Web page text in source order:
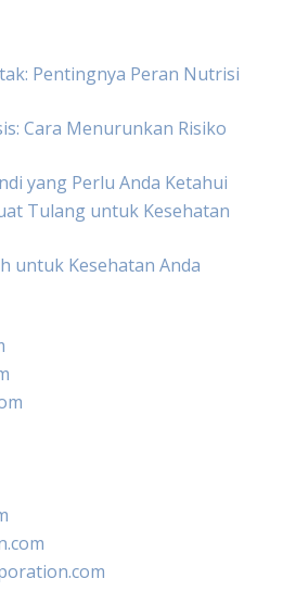
Pentingnya Peran Nutrisi
Cara Menurunkan Risiko
yang Perlu Anda Ketahui
Tulang untuk Kesehatan
untuk Kesehatan Anda